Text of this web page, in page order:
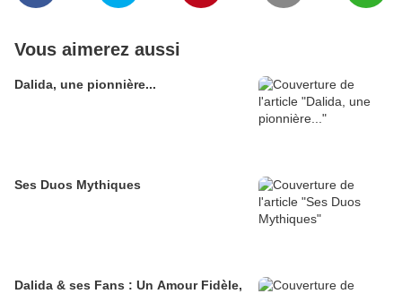
Vous aimerez aussi
Dalida, une pionnière...
Ses Duos Mythiques
Dalida & ses Fans : Un Amour Fidèle,